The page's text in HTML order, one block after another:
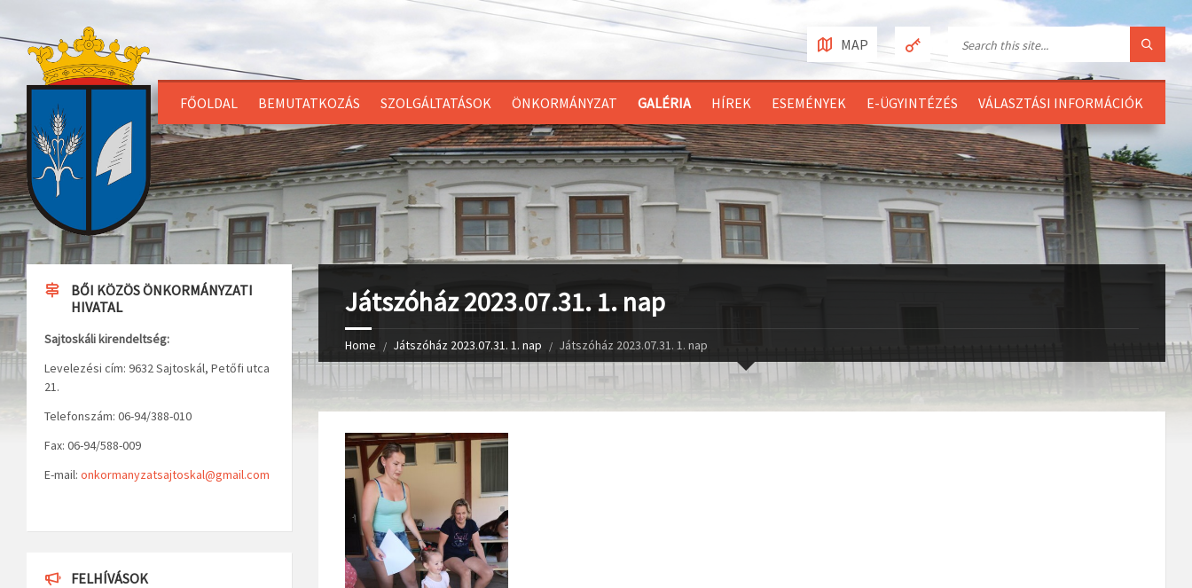
FŐOLDAL BEMUTATKOZÁS SZOLGÁLTATÁSOK ÖNKORMÁNYZAT GALÉRIA HÍREK ESEMÉNYEK E-ÜGYINTÉZÉS VÁLASZTÁSI INFORMÁCIÓK
MAP
Játszóház 2023.07.31. 1. nap
Home Játszóház 2023.07.31. 1. nap Játszóház 2023.07.31. 1. nap
BŐI KÖZÖS ÖNKORMÁNYZATI
HIVATAL
Sajtoskáli kirendeltség:
Levelezési cím: 9632 Sajtoskál, Petőfi utca
21.
Telefonszám: 06-94/388-010
Fax: 06-94/588-009
E-mail: onkormanyzatsajtoskal@gmail.com
FELHÍVÁSOK